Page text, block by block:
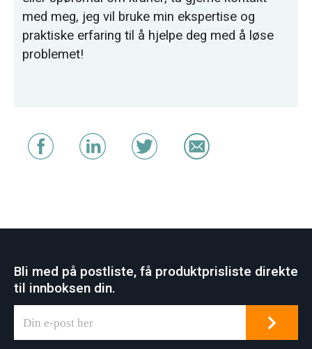
med meg, jeg vil bruke min ekspertise og
praktiske erfaring til å hjelpe deg med å løse
problemet!
Bli med på postliste, få produktprisliste direkte
til innboksen din.